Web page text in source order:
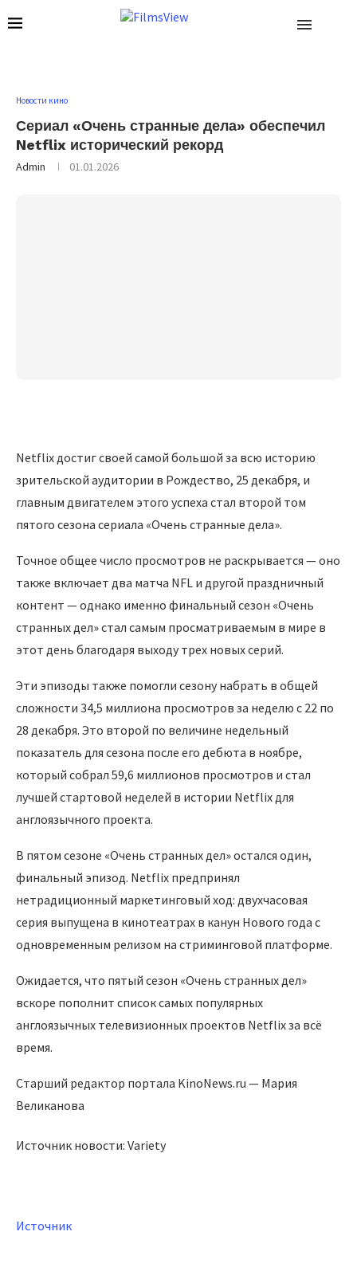
Новости кино
Сериал «Очень странные дела» обеспечил
Netflix исторический рекорд
Admin 01.01.2026
Netflix достиг своей самой большой за всю историю
зрительской аудитории в Рождество, 25 декабря, и
главным двигателем этого успеха стал второй том
пятого сезона сериала «Очень странные дела».
Точное общее число просмотров не раскрывается — оно
также включает два матча NFL и другой праздничный
контент — однако именно финальный сезон «Очень
странных дел» стал самым просматриваемым в мире в
этот день благодаря выходу трех новых серий.
Эти эпизоды также помогли сезону набрать в общей
сложности 34,5 миллиона просмотров за неделю с 22 по
28 декабря. Это второй по величине недельный
показатель для сезона после его дебюта в ноябре,
который собрал 59,6 миллионов просмотров и стал
лучшей стартовой неделей в истории Netflix для
англоязычного проекта.
В пятом сезоне «Очень странных дел» остался один,
финальный эпизод. Netflix предпринял
нетрадиционный маркетинговый ход: двухчасовая
серия выпущена в кинотеатрах в канун Нового года с
одновременным релизом на стриминговой платформе.
Ожидается, что пятый сезон «Очень странных дел»
вскоре пополнит список самых популярных
англоязычных телевизионных проектов Netflix за всё
время.
Старший редактор портала KinoNews.ru — Мария
Великанова
Источник новости: Variety
Источник